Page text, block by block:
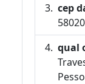
cep
qual